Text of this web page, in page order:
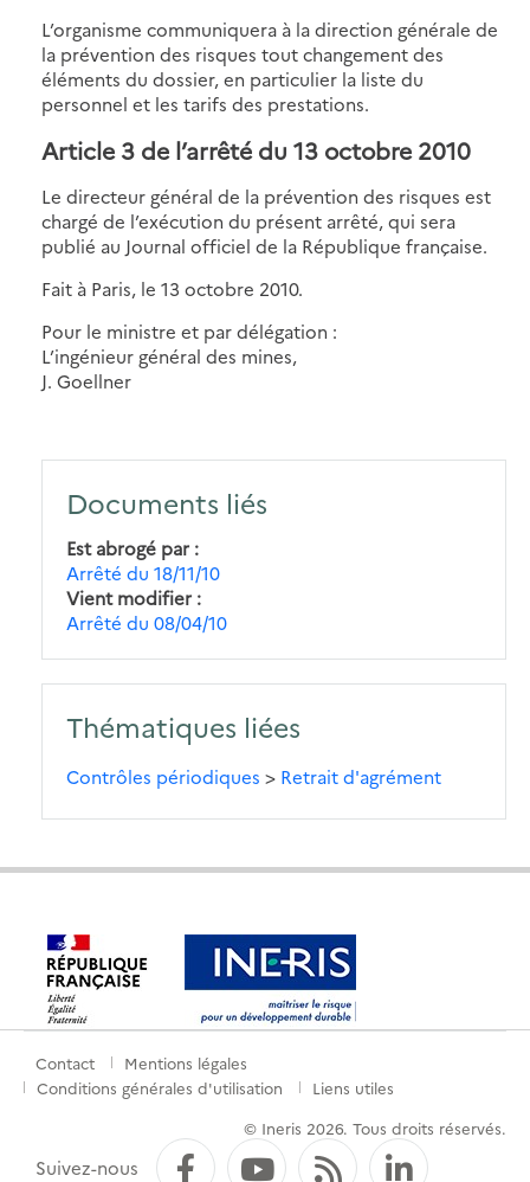
L’organisme communiquera à la direction générale de
la prévention des risques tout changement des
éléments du dossier, en particulier la liste du
personnel et les tarifs des prestations.
Article 3 de l’arrêté du 13 octobre 2010
Le directeur général de la prévention des risques est
chargé de l’exécution du présent arrêté, qui sera
publié au Journal officiel de la République française.
Fait à Paris, le 13 octobre 2010.
Pour le ministre et par délégation :
L’ingénieur général des mines,
J. Goellner
Documents liés
Est abrogé par
Arrêté du 18/11/10
Vient modifier
Arrêté du 08/04/10
Thématiques liées
Contrôles périodiques > Retrait d'agrément
Menu
pied
Contact
Mentions légales
Conditions générales d'utilisation
Liens utiles
© Ineris 2026. Tous droits réservés.
Suivez-nous FacebookYouTube
Flux RSS